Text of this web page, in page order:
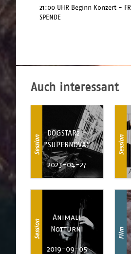
21:00 UHR Beginn Konzert -
SPENDE
Auch interessant
Session
DOGSTAR2 -
"SUPERNOVA"
2023-04-27
Session
Session
Animali
Notturni
2019-09-05
Film